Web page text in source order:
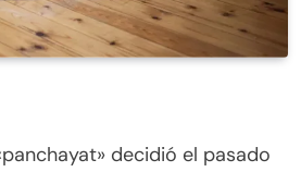
decidió el pasado